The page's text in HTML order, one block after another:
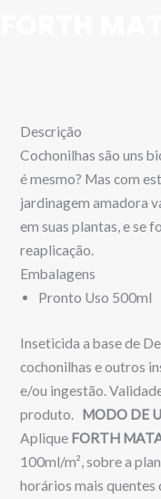
Descrição
Cochonilhas são uns
é mesmo? Mas com
jardinagem amadora
em suas plantas, e se
reaplicação.
Embalagens
Pronto Uso 500ml
Inseticida a base de
cochonilhas e outros
e/ou ingestão.
produto. MODO DE
Aplique FORTH
100ml/m², sobre a
horários mais quentes